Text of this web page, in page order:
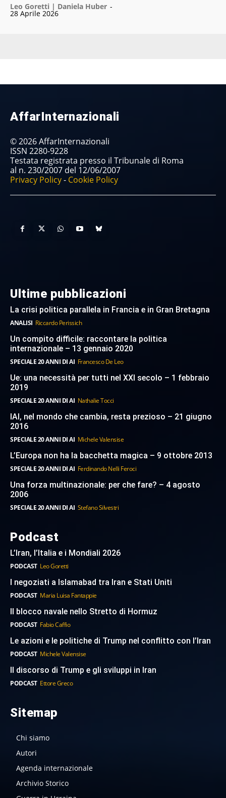
Leo Goretti | Daniela Huber -
28 Aprile 2026
AffarInternazionali
© 2026 AffarInternazionali
ISSN 2280-9228
Testata registrata presso il Tribunale di Roma
al n. 230/2007 del 12/06/2007
Privacy Policy- Cookie Policy
Ultime pubblicazioni
La crisi politica parallela in Francia e in Gran Bretagna
ANALISI Riccardo Perissich
Un compito difficile: raccontare la politica
internazionale – 13 gennaio 2020
SPECIALE 20 ANNI DI AI Francesco De Leo
Ue: una necessità per tutti nel XXI secolo – 1 febbraio
2019
SPECIALE 20 ANNI DI AI Nathalie Tocci
IAI, nel mondo che cambia, resta prezioso – 21 giugno
2016
SPECIALE 20 ANNI DI AI Michele Valensise
L’Europa non ha la bacchetta magica – 9 ottobre 2013
SPECIALE 20 ANNI DI AI Ferdinando Nelli Feroci
Una forza multinazionale: per che fare? – 4 agosto
2006
SPECIALE 20 ANNI DI AI Stefano Silvestri
Podcast
L’Iran, l’Italia e i Mondiali 2026
PODCAST Leo Goretti
I negoziati a Islamabad tra Iran e Stati Uniti
PODCAST Maria Luisa Fantappie
Il blocco navale nello Stretto di Hormuz
PODCAST Fabio Caffio
Le azioni e le politiche di Trump nel conflitto con l’Iran
PODCAST Michele Valensise
Il discorso di Trump e gli sviluppi in Iran
PODCAST Ettore Greco
Sitemap
Chi siamo
Autori
Agenda internazionale
Archivio Storico